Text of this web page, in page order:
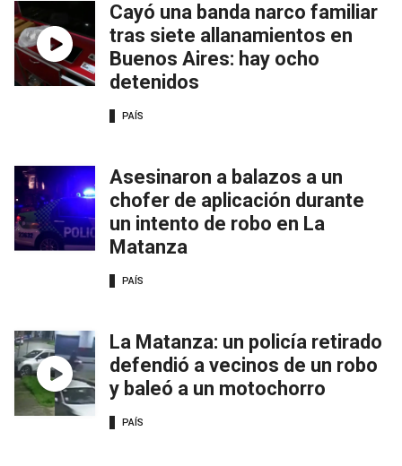
Cayó una banda narco familiar
tras siete allanamientos en
Buenos Aires: hay ocho
detenidos
PAÍS
Asesinaron a balazos a un
chofer de aplicación durante
un intento de robo en La
Matanza
PAÍS
La Matanza: un policía retirado
defendió a vecinos de un robo
y baleó a un motochorro
PAÍS